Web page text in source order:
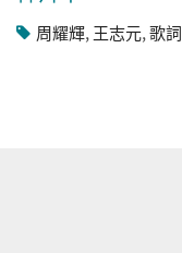
周耀輝, 王志元,歌詞